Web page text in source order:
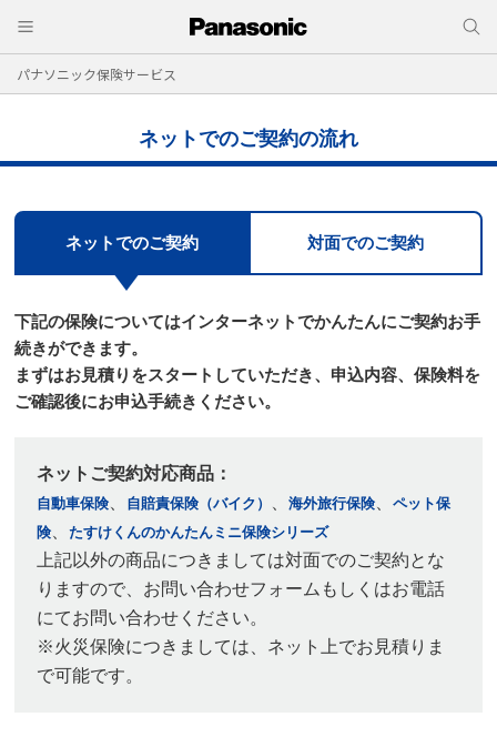
パナソニック保険サービス
ネットでのご契約の流れ
ネットでのご契約 対面でのご契約
下記の保険についてはインターネットでかんたんにご契約お手
続きができます。
まずはお⾒積りをスタートしていただき、申込内容、保険料を
ご確認後にお申込⼿続きください。
ネットご契約対応商品：
自動車保険 自賠責保険（バイク） 、海外旅行保険 、ペット保
険 、たすけくんのかんたんミニ保険シリーズ
上記以外の商品につきましては対面でのご契約とな
りますので、お問い合わせフォームもしくはお電話
にてお問い合わせください。
※火災保険につきましては、ネット上でお見積りま
で可能です。